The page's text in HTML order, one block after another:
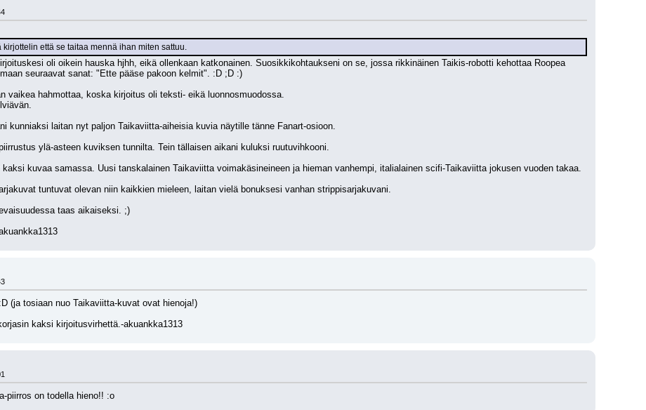
että se taitaa mennä ihan miten sattuu.
seuraavat sanat: "Ette pääse pakoon kelmit". :D ;D :)
vaikea hahmottaa, koska kirjoitus oli teksti- eikä luonnosmuodossa.
kunniaksi laitan nyt paljon Taikaviitta-aiheisia kuvia näytille tänne Fanart-osioon.
ylä-asteen kuviksen tunnilta. Tein tällaisen aikani kuluksi ruutuvihkooni.
kuvaa samassa. Uusi tanskalainen Taikaviitta voimakäsineineen ja hieman vanhempi, italialainen scifi-Taikaviitta jokusen vuoden takaa.
tuntuvat olevan niin kaikkien mieleen, laitan vielä bonuksesi vanhan strippisarjakuvani.
taas aikaiseksi. ;)
(ja tosiaan nuo Taikaviitta-kuvat ovat hienoja!)
kaksi kirjoitusvirhettä.-akuankka1313
piirros on todella hieno!! :o